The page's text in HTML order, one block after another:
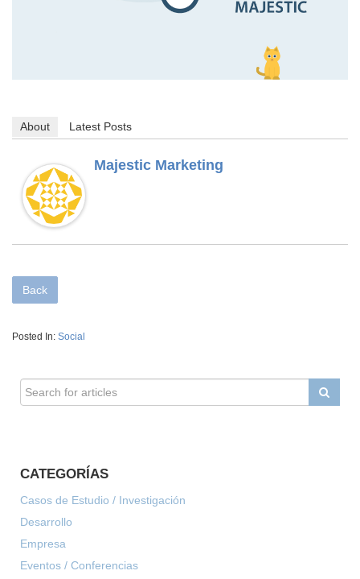
About Latest Posts
Majestic Marketing
Back
Posted In: Social
CATEGORÍAS
Casos de Estudio / Investigación
Desarrollo
Empresa
Eventos / Conferencias